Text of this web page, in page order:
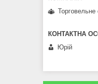
Торговельне
Юрій